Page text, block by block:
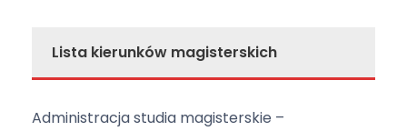
Lista kierunków magisterskich
Administracja studia magisterskie –